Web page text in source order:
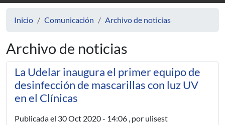
Inicio Comunicación Archivo de noticias
Archivo de noticias
La Udelar inaugura el primer equipo de
desinfección de mascarillas con luz UV
en el Clínicas
Publicada el 30 Oct 2020 - 14:06 , por ulisest